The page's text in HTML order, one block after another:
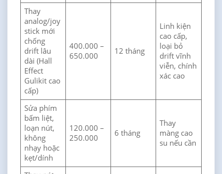
Thay
analog/joy
stick mới
chống
drift lâu
dài (Hall
Effect
Gulikit cao
cấp)
400.000 –
650.000
12 tháng
Linh kiện
cao cấp,
loại bỏ
drift vĩnh
viễn, chính
xác cao
Sửa phím
bấm liệt,
loạn nút,
không
nhạy hoặc
kẹt/dính
120.000 –
250.000
6 tháng
Thay
màng cao
su nếu cần